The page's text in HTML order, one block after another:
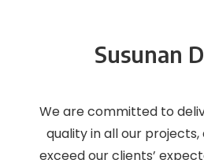
Susunan
We are committed to
quality in all our
exceed our clients’